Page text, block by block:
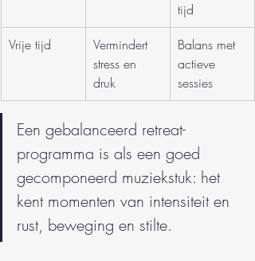
tijd
Vrije tijd
Vermindert
stress en
druk
Balans met
actieve
sessies
Een gebalanceerd retreat-
programma is als een goed
gecomponeerd muziekstuk: het
kent momenten van intensiteit en
rust, beweging en stilte.